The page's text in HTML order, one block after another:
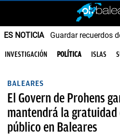
ES NOTICIA Guardar recuerdos
INVESTIGACIÓN POLÍTICA ISLAS
BALEARES
El Govern de Prohens
mantendrá la
público en Baleares